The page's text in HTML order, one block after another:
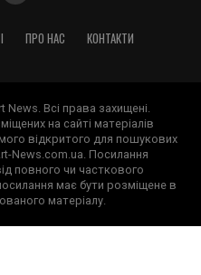
ПРО НАС КОНТАКТИ
Всі права захищені.
на сайті матеріалів
відкритого для пошукових
News.com.ua. Посилання
повного чи часткового
має бути розміщене в
матеріалу.